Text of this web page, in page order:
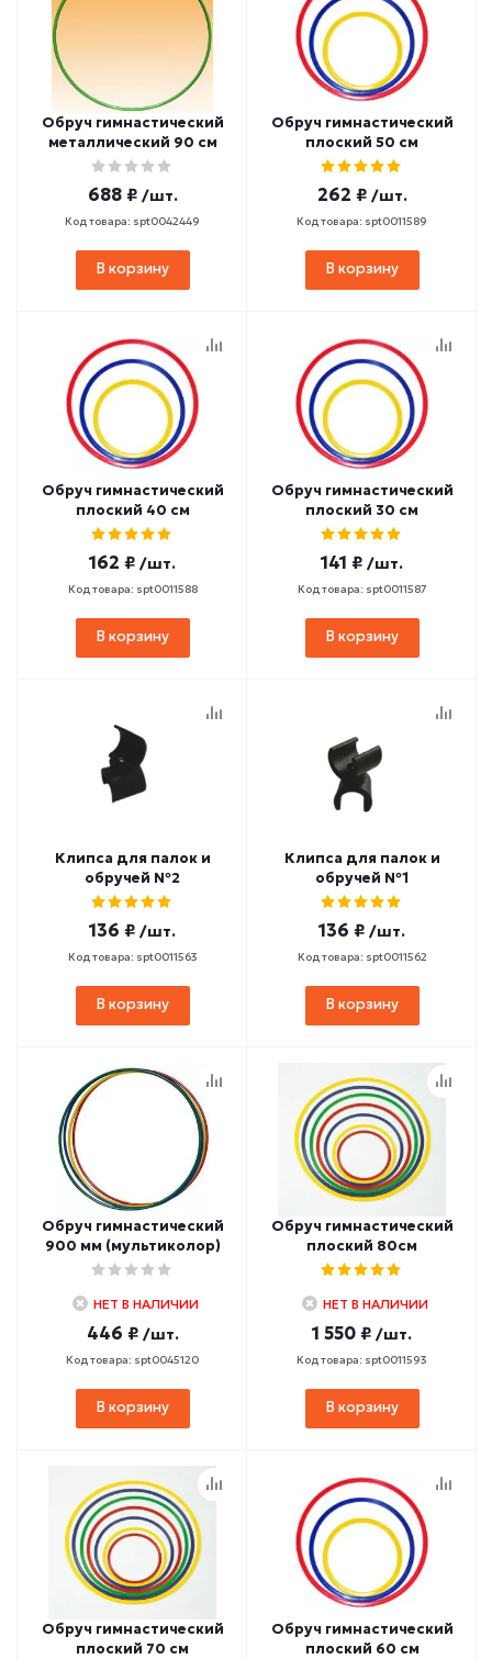
Обруч гимнастический
металлический 90 см
688 ₽ /шт.
Код товара: spt0042449
В корзину
Обруч гимнастический
плоский 50 см
262 ₽ /шт.
Код товара: spt0011589
В корзину
Обруч гимнастический
плоский 40 см
162 ₽ /шт.
Код товара: spt0011588
В корзину
Обруч гимнастический
плоский 30 см
141 ₽ /шт.
Код товара: spt0011587
В корзину
Клипса для палок и
обручей №2
136 ₽ /шт.
Код товара: spt0011563
В корзину
Клипса для палок и
обручей №1
136 ₽ /шт.
Код товара: spt0011562
В корзину
Обруч гимнастический
900 мм (мультиколор)
НЕТ В НАЛИЧИИ
446 ₽ /шт.
Код товара: spt0045120
В корзину
Обруч гимнастический
плоский 80см
НЕТ В НАЛИЧИИ
1 550 ₽ /шт.
Код товара: spt0011593
В корзину
Обруч гимнастический
плоский 70 см
Обруч гимнастический
плоский 60 см